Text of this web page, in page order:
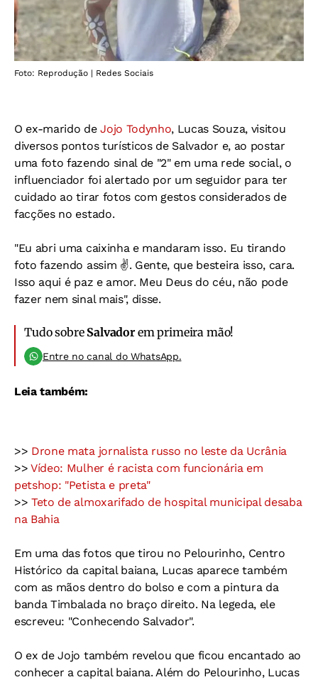
Foto: Reprodução | Redes Sociais
O ex-marido deJojo Todynho, Lucas Souza, visitou
diversos pontos turísticos de Salvador e, ao postar
uma foto fazendo sinal de "2" em uma rede social, o
influenciador foi alertado por um seguidor para ter
cuidado ao tirar fotos com gestos considerados de
facções no estado.
"Eu abri uma caixinha e mandaram isso. Eu tirando
foto fazendo assim ✌️. Gente, que besteira isso, cara.
Isso aqui é paz e amor. Meu Deus do céu, não pode
fazer nem sinal mais", disse.
Tudo sobre Salvadorem primeira mão!
Entre no canal do WhatsApp.
Leia também:
>> Drone mata jornalista russo no leste da Ucrânia
>>Vídeo: Mulher é racista com funcionária em
petshop: "Petista e preta"
>>Teto de almoxarifado de hospital municipal desaba
na Bahia
Em uma das fotos que tirou no Pelourinho, Centro
Histórico da capital baiana, Lucas aparece também
com as mãos dentro do bolso e com a pintura da
banda Timbalada no braço direito. Na legeda, ele
escreveu: "Conhecendo Salvador".
O ex de Jojo também revelou que ficou encantado ao
conhecer a capital baiana. Além do Pelourinho, Lucas